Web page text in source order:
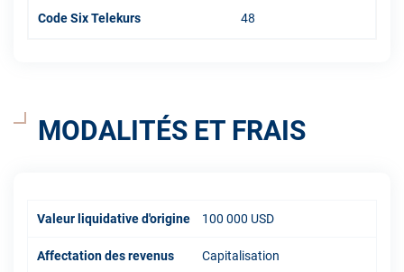
Code Six Telekurs 48
MODALITÉS ET FRAIS
Valeur liquidative d'origine 100 000 USD
Affectation des revenus Capitalisation